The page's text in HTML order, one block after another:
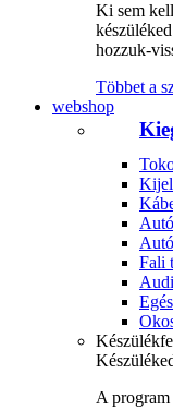
Ki sem
hozzuk-
Többet a
webshop
Fali
A